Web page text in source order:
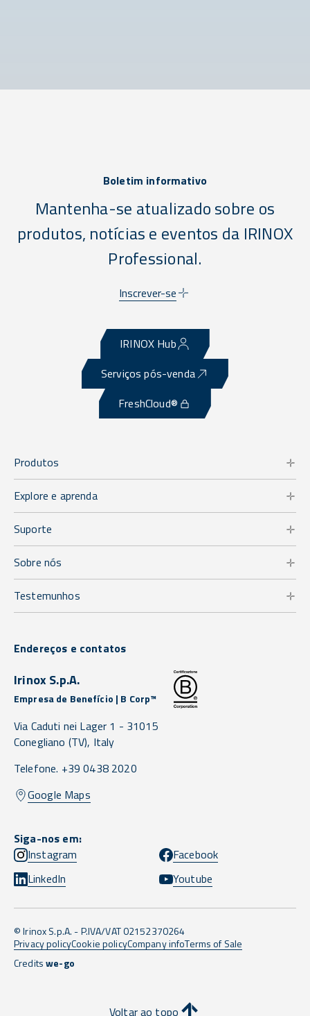
Boletim informativo
Mantenha-se atualizado sobre os
produtos, notícias e eventos da IRINOX
Professional.
Inscrever-se
IRINOX Hub
Serviços pós-venda
FreshCloud®
Produtos
Explore e aprenda
Suporte
Sobre nós
Testemunhos
Endereços e contatos
Irinox S.p.A.
Empresa de Benefício | B Corp™
Via Caduti nei Lager 1 - 31015
Conegliano (TV), Italy
Telefone. +39 0438 2020
Google Maps
Siga-nos em:
Instagram
Facebook
LinkedIn
Youtube
© Irinox S.p.A. - P.IVA/VAT 02152370264
Privacy policyCookie policyCompany infoTerms of Sale
Creditswe-go
Voltar ao topo